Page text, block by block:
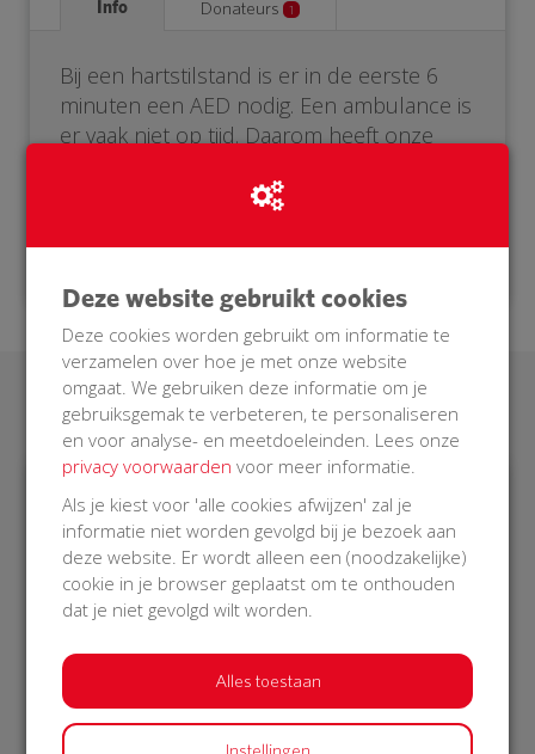
Info Donateurs 1
Bij een hartstilstand is er in de eerste 6
minuten een AED nodig. Een ambulance is
er vaak niet op tijd. Daarom heeft onze
Doneer voor onze BuurtAED!
Laatste donaties
€ 1.052
Philips
16 Oct 2018
Deze website gebruikt cookies
Deze cookies worden gebruikt om informatie te
verzamelen over hoe je met onze website
omgaat. We gebruiken deze informatie om je
gebruiksgemak te verbeteren, te personaliseren
en voor analyse- en meetdoeleinden. Lees onze
privacy voorwaarden voor meer informatie.
Als je kiest voor 'alle cookies afwijzen' zal je
informatie niet worden gevolgd bij je bezoek aan
deze website. Er wordt alleen een (noodzakelijke)
cookie in je browser geplaatst om te onthouden
dat je niet gevolgd wilt worden.
Alles toestaan